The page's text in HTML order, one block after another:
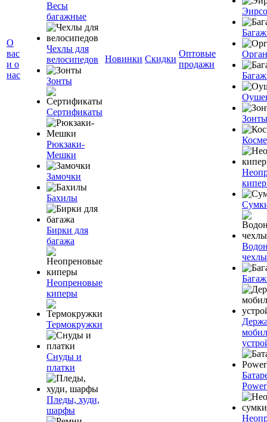
О
вас
и о
нас
Весы
багажные
Чехлы для
велосипедов
Зонты
Сертификаты
Рюкзаки-
Мешки
Замочки
Бахилы
Бирки для
багажа
Неопреновые
киперы
Термокружки
Снуды и
платки
Пледы, худи,
шарфы
Новинки Скидки
Оптовые
продажи
Зонты